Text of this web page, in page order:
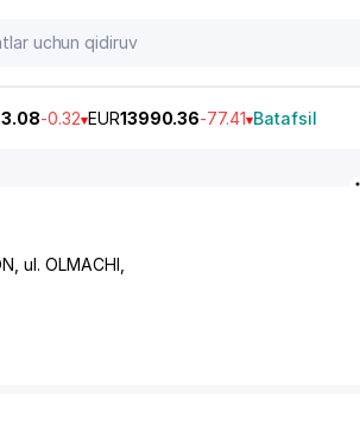
-0.32 EUR13990.36-77.41 Batafsil
, ul. OLMACHI,